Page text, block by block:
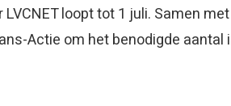
loopt tot 1 juli. Samen
Actie om het benodigde